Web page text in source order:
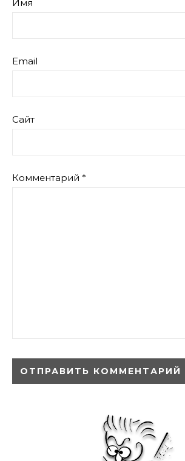
Имя
Email
Сайт
Комментарий *